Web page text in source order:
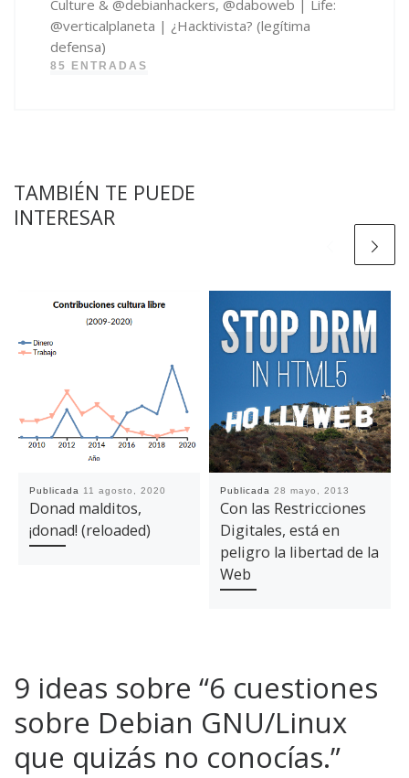
Culture & @debianhackers, @daboweb | Life:
@verticalplaneta | ¿Hacktivista? (legítima
defensa)
85 ENTRADAS
TAMBIÉN TE PUEDE
INTERESAR
Publicada 11 agosto, 2020
Donad malditos,
¡donad! (reloaded)
Publicada 28 mayo, 2013
Con las Restricciones
Digitales, está en
peligro la libertad de la
Web
9 ideas sobre “6 cuestiones
sobre Debian GNU/Linux
que quizás no conocías.”